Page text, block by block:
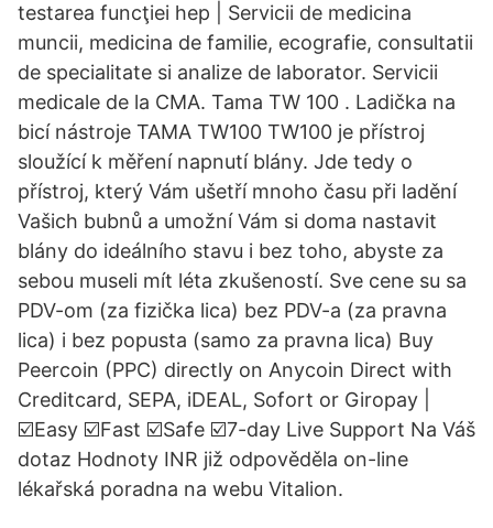
testarea funcţiei hep | Servicii de medicina
muncii, medicina de familie, ecografie, consultatii
de specialitate si analize de laborator. Servicii
medicale de la CMA. Tama TW 100 . Ladička na
bicí nástroje TAMA TW100 TW100 je přístroj
sloužící k měření napnutí blány. Jde tedy o
přístroj, který Vám ušetří mnoho času při ladění
Vašich bubnů a umožní Vám si doma nastavit
blány do ideálního stavu i bez toho, abyste za
sebou museli mít léta zkušeností. Sve cene su sa
PDV-om (za fizička lica) bez PDV-a (za pravna
lica) i bez popusta (samo za pravna lica) Buy
Peercoin (PPC) directly on Anycoin Direct with
Creditcard, SEPA, iDEAL, Sofort or Giropay |
☑️Easy ☑️Fast ☑️Safe ☑️7-day Live Support Na Váš
dotaz Hodnoty INR již odpověděla on-line
lékařská poradna na webu Vitalion.